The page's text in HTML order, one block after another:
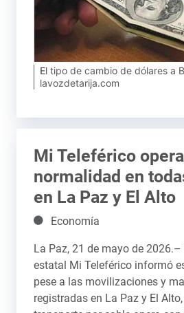
El tipo de cambio de dólares a Bs será flexible. Foto:
lavozdetarija.com
Mi Teleférico
normalidad en
en La Paz y El Alto
DetallesEconomía
La Paz, 21 de mayo de
estatal Mi Teleférico informó
pese a las movilizaciones y
registradas en La Paz y El